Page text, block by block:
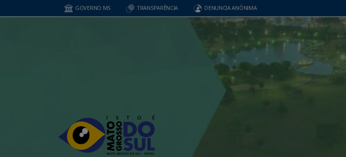
GOVERNO MS TRANSPARÊNCIA DENUNCIA ANÔNIMA